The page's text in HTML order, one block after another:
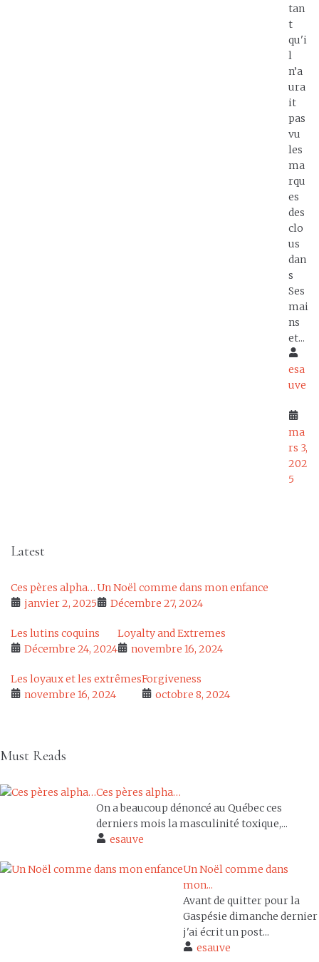
tan
t
qu'i
l
n’a
ura
it
pas
vu
les
ma
rqu
es
des
clo
us
dan
s
Ses
mai
ns
et...
esa
uve
ma
rs 3,
202
5
Latest
Ces pères alpha…
janvier 2, 2025
Un Noël comme dans mon enfance
Décembre 27, 2024
Les lutins coquins
Décembre 24, 2024
Loyalty and Extremes
novembre 16, 2024
Les loyaux et les extrêmes
novembre 16, 2024
Forgiveness
octobre 8, 2024
Must Reads
Ces pères alpha…
On a beaucoup dénoncé au Québec ces
derniers mois la masculinité toxique,...
esauve
Un Noël comme dans
mon...
Avant de quitter pour la
Gaspésie dimanche dernier
j'ai écrit un post...
esauve